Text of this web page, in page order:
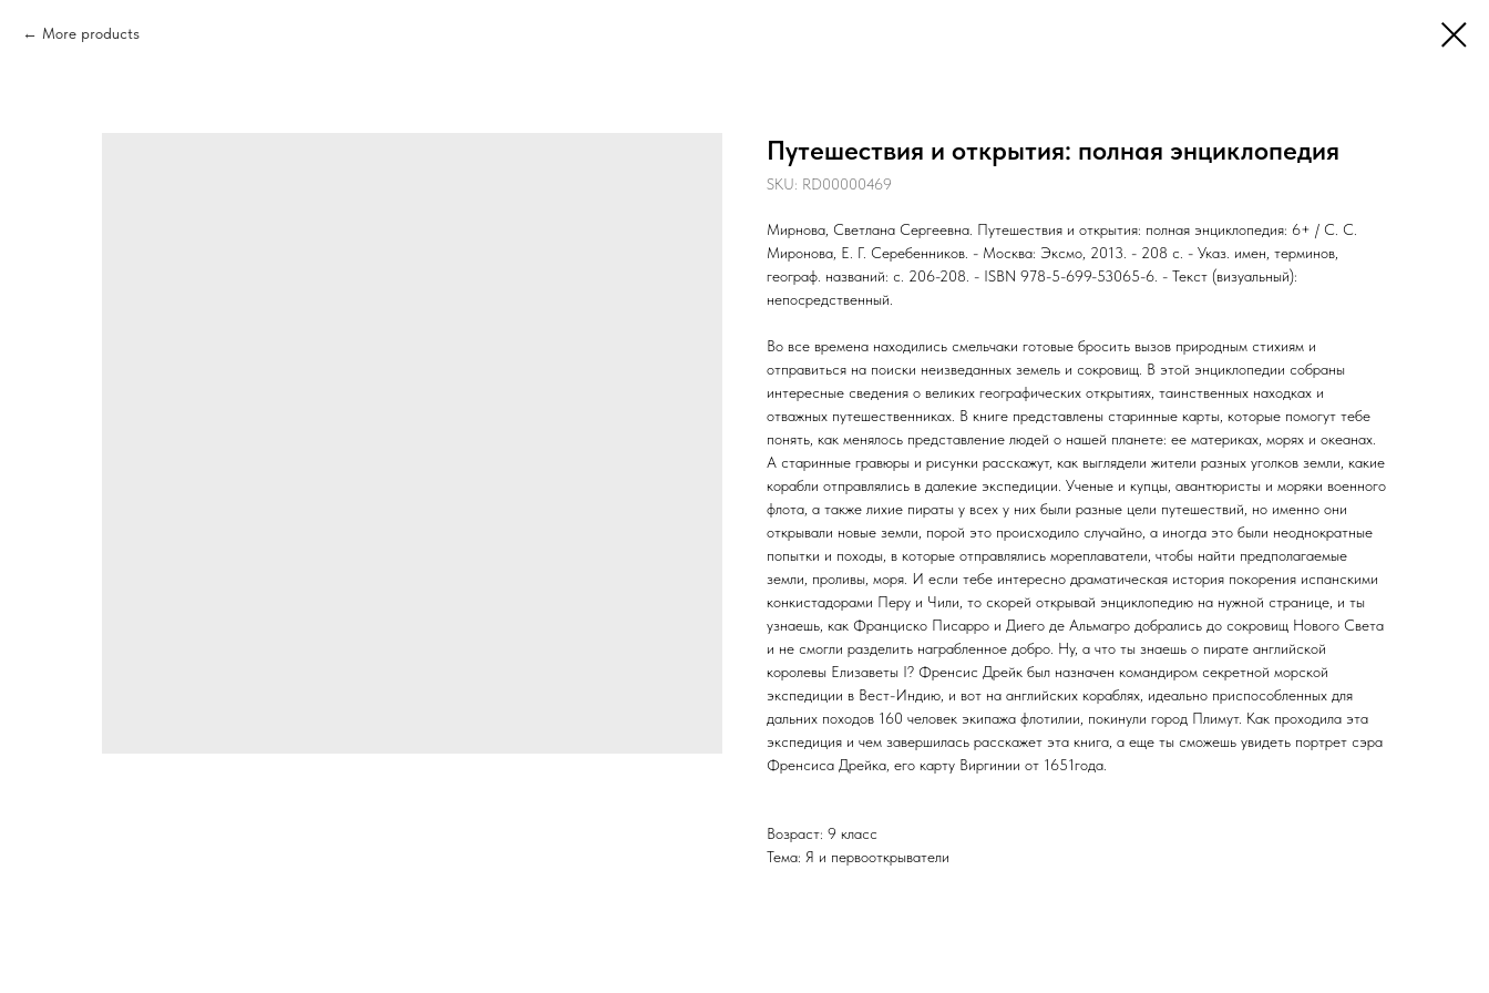
More products
Путешествия и открытия: полная энциклопедия
SKU: RD00000469
Мирнова, Светлана Сергеевна. Путешествия и открытия: полная энциклопедия: 6+ / С. С.
Миронова, Е. Г. Серебенников. - Москва: Эксмо, 2013. - 208 с. - Указ. имен, терминов,
географ. названий: с. 206-208. - ISBN 978-5-699-53065-6. - Текст (визуальный):
непосредственный.
Во все времена находились смельчаки готовые бросить вызов природным стихиям и
отправиться на поиски неизведанных земель и сокровищ. В этой энциклопедии собраны
интересные сведения о великих географических открытиях, таинственных находках и
отважных путешественниках. В книге представлены старинные карты, которые помогут тебе
понять, как менялось представление людей о нашей планете: ее материках, морях и океанах.
А старинные гравюры и рисунки расскажут, как выглядели жители разных уголков земли, какие
корабли отправлялись в далекие экспедиции. Ученые и купцы, авантюристы и моряки военного
флота, а также лихие пираты у всех у них были разные цели путешествий, но именно они
открывали новые земли, порой это происходило случайно, а иногда это были неоднократные
попытки и походы, в которые отправлялись мореплаватели, чтобы найти предполагаемые
земли, проливы, моря. И если тебе интересно драматическая история покорения испанскими
конкистадорами Перу и Чили, то скорей открывай энциклопедию на нужной странице, и ты
узнаешь, как Франциско Писарро и Диего де Альмагро добрались до сокровищ Нового Света
и не смогли разделить награбленное добро. Ну, а что ты знаешь о пирате английской
королевы Елизаветы I? Френсис Дрейк был назначен командиром секретной морской
экспедиции в Вест-Индию, и вот на английских кораблях, идеально приспособленных для
дальних походов 160 человек экипажа флотилии, покинули город Плимут. Как проходила эта
экспедиция и чем завершилась расскажет эта книга, а еще ты сможешь увидеть портрет сэра
Френсиса Дрейка, его карту Виргинии от 1651года.
Возраст: 9 класс
Тема: Я и первооткрыватели